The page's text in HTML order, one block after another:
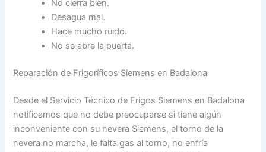
No cierra bien.
Desagua mal.
Hace mucho ruido.
No se abre la puerta.
Reparación de Frigoríficos Siemens en Badalona
Desde el Servicio Técnico de Frigos Siemens en Badalona
notificamos que no debe preocuparse si tiene algún
inconveniente con su nevera Siemens, el torno de la
nevera no marcha, le falta gas al torno, no enfría